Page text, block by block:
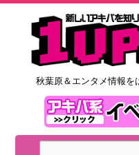
秋葉原＆エンタメ情報を